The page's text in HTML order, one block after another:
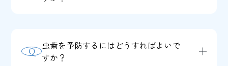
ご希望に応じて最適な治療方法をご提案
いたします。
め、将来的に歯が割れたり折れたりする
Q
虫歯を予防するにはどうすればよいで
すか？